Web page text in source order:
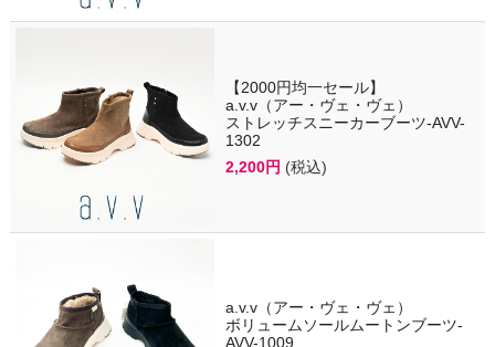
【2000円均一セール】
a.v.v（アー・ヴェ・ヴェ）
ストレッチスニーカーブーツ-AVV-
1302
2,200円 (税込)
a.v.v（アー・ヴェ・ヴェ）
ボリュームソールムートンブーツ-
AVV-1009